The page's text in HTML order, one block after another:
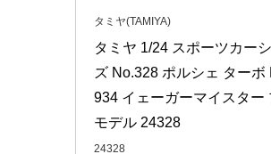
タミヤ(TAMIYA)
タミヤ 1/24 スポーツカー
ズ No.328 ポルシェ ターボ
934 イェーガーマイスター
モデル 24328
24328